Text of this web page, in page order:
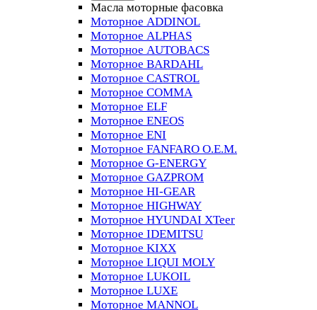
Масла моторные фасовка
Моторное ADDINOL
Моторное ALPHAS
Моторное AUTOBACS
Моторное BARDAHL
Моторное CASTROL
Моторное COMMA
Моторное ELF
Моторное ENEOS
Моторное ENI
Моторное FANFARO O.E.M.
Моторное G-ENERGY
Моторное GAZPROM
Моторное HI-GEAR
Моторное HIGHWAY
Моторное HYUNDAI XTeer
Моторное IDEMITSU
Моторное KIXX
Моторное LIQUI MOLY
Моторное LUKOIL
Моторное LUXE
Моторное MANNOL